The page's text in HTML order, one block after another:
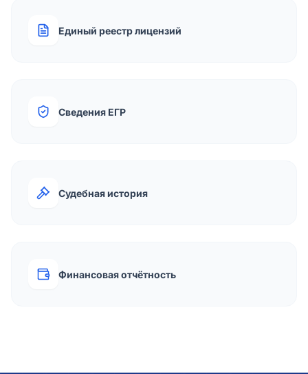
Единый реестр лицензий
Сведения ЕГР
Судебная история
Финансовая отчётность